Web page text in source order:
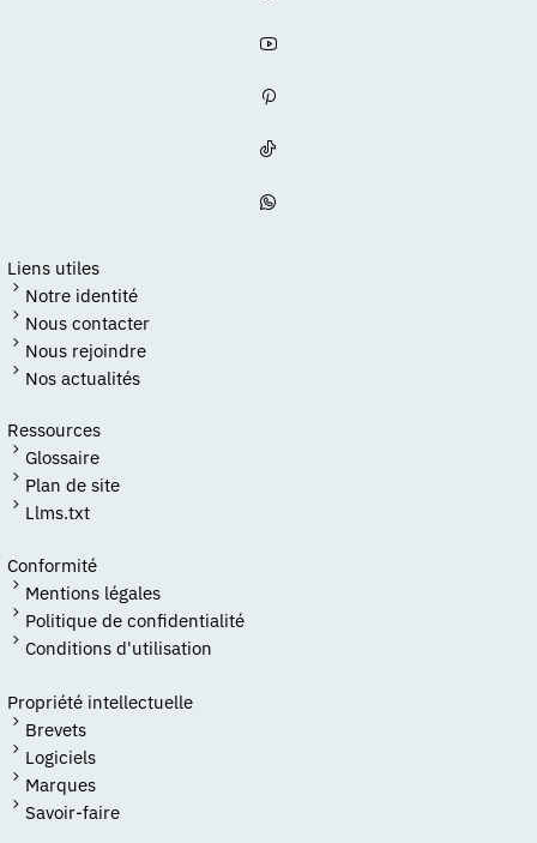
Liens utiles
Notre identité
Nous contacter
Nous rejoindre
Nos actualités
Ressources
Glossaire
Plan de site
Llms.txt
Conformité
Mentions légales
Politique de confidentialité
Conditions d'utilisation
Propriété intellectuelle
Brevets
Logiciels
Marques
Savoir-faire